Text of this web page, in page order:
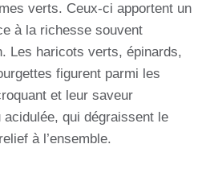
verts. Ceux-ci apportent un
à la richesse souvent
Les haricots verts, épinards,
figurent parmi les
et leur saveur
acidulée, qui dégraissent le
à l’ensemble.